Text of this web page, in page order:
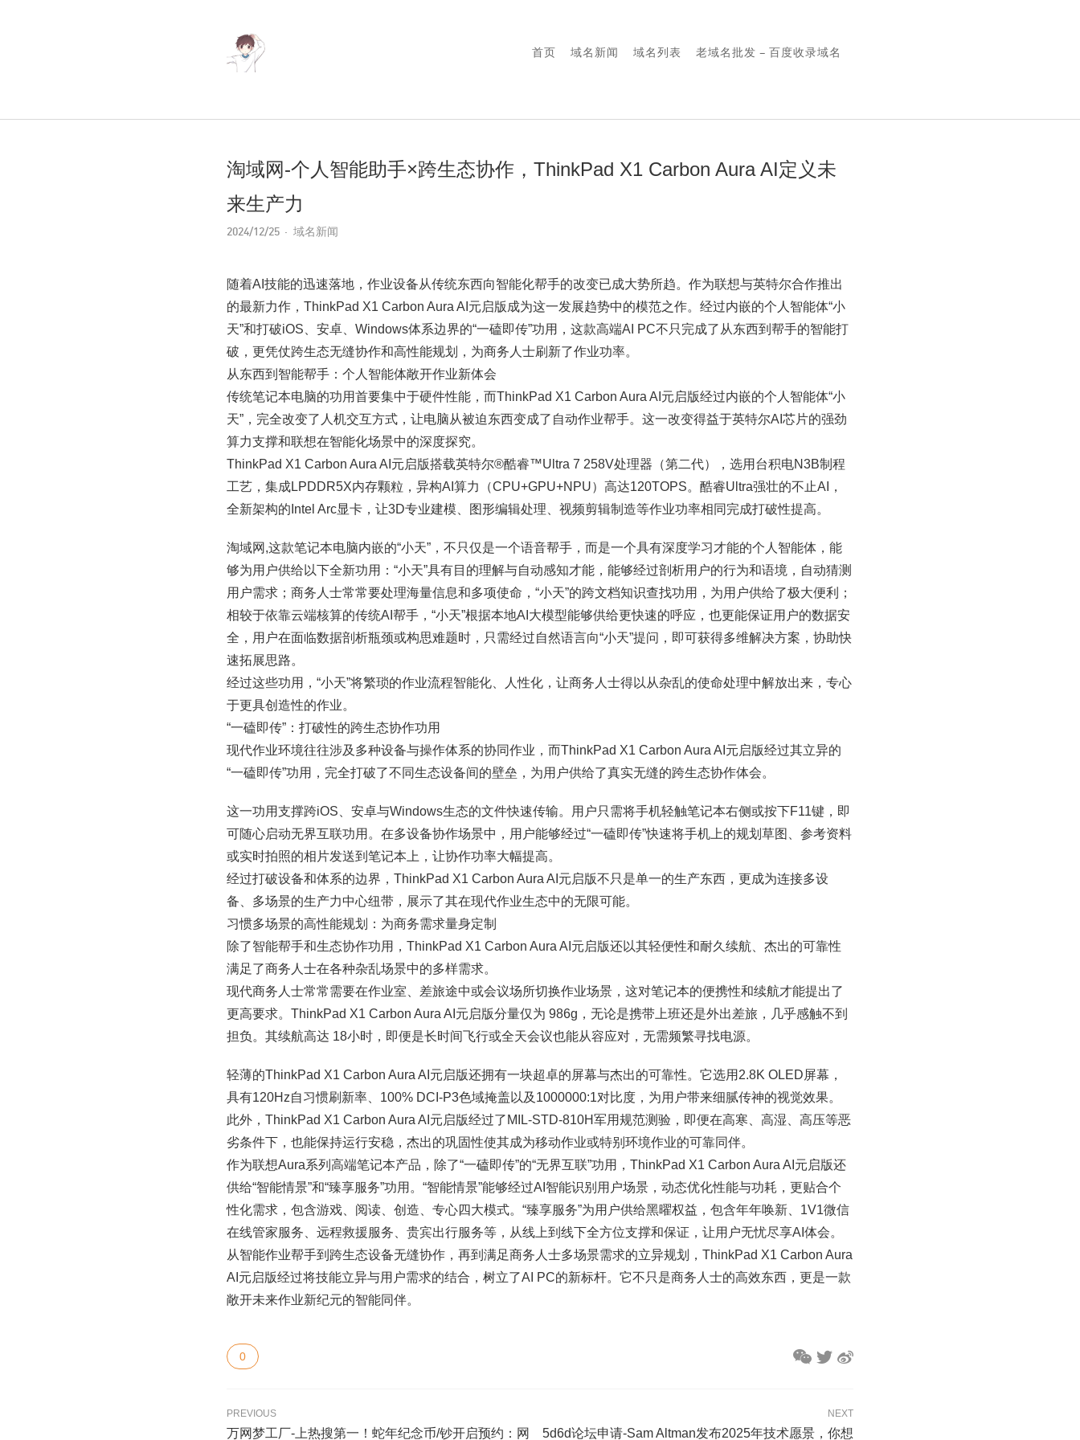
首页 域名新闻 域名列表 老域名批发 – 百度收录域名
淘域网-个人智能助手×跨生态协作，ThinkPad X1 Carbon Aura AI定义未
来生产力
2024/12/25 域名新闻
随着AI技能的迅速落地，作业设备从传统东西向智能化帮手的改变已成大势所趋。作为联想与英特尔合作推出
的最新力作，ThinkPad X1 Carbon Aura AI元启版成为这一发展趋势中的模范之作。经过内嵌的个人智能体“小
天”和打破iOS、安卓、Windows体系边界的“一磕即传”功用，这款高端AI PC不只完成了从东西到帮手的智能打
破，更凭仗跨生态无缝协作和高性能规划，为商务人士刷新了作业功率。
从东西到智能帮手：个人智能体敞开作业新体会
传统笔记本电脑的功用首要集中于硬件性能，而ThinkPad X1 Carbon Aura AI元启版经过内嵌的个人智能体“小
天”，完全改变了人机交互方式，让电脑从被迫东西变成了自动作业帮手。这一改变得益于英特尔AI芯片的强劲
算力支撑和联想在智能化场景中的深度探究。
ThinkPad X1 Carbon Aura AI元启版搭载英特尔®酷睿™Ultra 7 258V处理器（第二代），选用台积电N3B制程
工艺，集成LPDDR5X内存颗粒，异构AI算力（CPU+GPU+NPU）高达120TOPS。酷睿Ultra强壮的不止AI，
全新架构的Intel Arc显卡，让3D专业建模、图形编辑处理、视频剪辑制造等作业功率相同完成打破性提高。
淘域网,这款笔记本电脑内嵌的“小天”，不只仅是一个语音帮手，而是一个具有深度学习才能的个人智能体，能
够为用户供给以下全新功用：“小天”具有目的理解与自动感知才能，能够经过剖析用户的行为和语境，自动猜测
用户需求；商务人士常常要处理海量信息和多项使命，“小天”的跨文档知识查找功用，为用户供给了极大便利；
相较于依靠云端核算的传统AI帮手，“小天”根据本地AI大模型能够供给更快速的呼应，也更能保证用户的数据安
全，用户在面临数据剖析瓶颈或构思难题时，只需经过自然语言向“小天”提问，即可获得多维解决方案，协助快
速拓展思路。
经过这些功用，“小天”将繁琐的作业流程智能化、人性化，让商务人士得以从杂乱的使命处理中解放出来，专心
于更具创造性的作业。
“一磕即传”：打破性的跨生态协作功用
现代作业环境往往涉及多种设备与操作体系的协同作业，而ThinkPad X1 Carbon Aura AI元启版经过其立异的
“一磕即传”功用，完全打破了不同生态设备间的壁垒，为用户供给了真实无缝的跨生态协作体会。
这一功用支撑跨iOS、安卓与Windows生态的文件快速传输。用户只需将手机轻触笔记本右侧或按下F11键，即
可随心启动无界互联功用。在多设备协作场景中，用户能够经过“一磕即传”快速将手机上的规划草图、参考资料
或实时拍照的相片发送到笔记本上，让协作功率大幅提高。
经过打破设备和体系的边界，ThinkPad X1 Carbon Aura AI元启版不只是单一的生产东西，更成为连接多设
备、多场景的生产力中心纽带，展示了其在现代作业生态中的无限可能。
习惯多场景的高性能规划：为商务需求量身定制
除了智能帮手和生态协作功用，ThinkPad X1 Carbon Aura AI元启版还以其轻便性和耐久续航、杰出的可靠性
满足了商务人士在各种杂乱场景中的多样需求。
现代商务人士常常需要在作业室、差旅途中或会议场所切换作业场景，这对笔记本的便携性和续航才能提出了
更高要求。ThinkPad X1 Carbon Aura AI元启版分量仅为 986g，无论是携带上班还是外出差旅，几乎感触不到
担负。其续航高达 18小时，即便是长时间飞行或全天会议也能从容应对，无需频繁寻找电源。
轻薄的ThinkPad X1 Carbon Aura AI元启版还拥有一块超卓的屏幕与杰出的可靠性。它选用2.8K OLED屏幕，
具有120Hz自习惯刷新率、100% DCI-P3色域掩盖以及1000000:1对比度，为用户带来细腻传神的视觉效果。
此外，ThinkPad X1 Carbon Aura AI元启版经过了MIL-STD-810H军用规范测验，即便在高寒、高湿、高压等恶
劣条件下，也能保持运行安稳，杰出的巩固性使其成为移动作业或特别环境作业的可靠同伴。
作为联想Aura系列高端笔记本产品，除了“一磕即传”的“无界互联”功用，ThinkPad X1 Carbon Aura AI元启版还
供给“智能情景”和“臻享服务”功用。“智能情景”能够经过AI智能识别用户场景，动态优化性能与功耗，更贴合个
性化需求，包含游戏、阅读、创造、专心四大模式。“臻享服务”为用户供给黑曜权益，包含年年唤新、1V1微信
在线管家服务、远程救援服务、贵宾出行服务等，从线上到线下全方位支撑和保证，让用户无忧尽享AI体会。
从智能作业帮手到跨生态设备无缝协作，再到满足商务人士多场景需求的立异规划，ThinkPad X1 Carbon Aura
AI元启版经过将技能立异与用户需求的结合，树立了AI PC的新标杆。它不只是商务人士的高效东西，更是一款
敞开未来作业新纪元的智能同伴。
0
PREVIOUS
万网梦工厂-上热搜第一！蛇年纪念币/钞开启预约：网
NEXT
5d6d论坛申请-Sam Altman发布2025年技术愿景，你想